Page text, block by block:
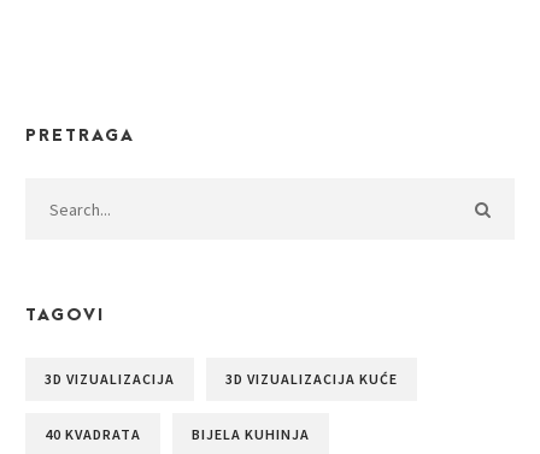
PRETRAGA
TAGOVI
3D VIZUALIZACIJA 3D VIZUALIZACIJA KUĆE
40 KVADRATA BIJELA KUHINJA